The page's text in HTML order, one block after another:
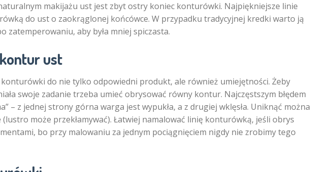
makijażu ust jest zbyt ostry koniec konturówki. Najpiękniejsze linie
do ust o zaokrąglonej końcówce. W przypadku tradycyjnej kredki warto ją
zatemperowaniu, aby była mniej spiczasta.
ust
do nie tylko odpowiedni produkt, ale również umiejętności. Żeby
swoje zadanie trzeba umieć obrysować równy kontur. Najczęstszym błędem
– z jednej strony górna warga jest wypukła, a z drugiej wklęsła. Uniknąć można
może przekłamywać). Łatwiej namalować linię konturówką, jeśli obrys
bo przy malowaniu za jednym pociągnięciem nigdy nie zrobimy tego